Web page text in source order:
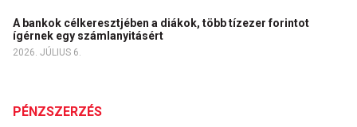
A bankok célkeresztjében a diákok, több tízezer forintot
ígérnek egy számlanyitásért
2026. JÚLIUS 6.
PÉNZSZERZÉS